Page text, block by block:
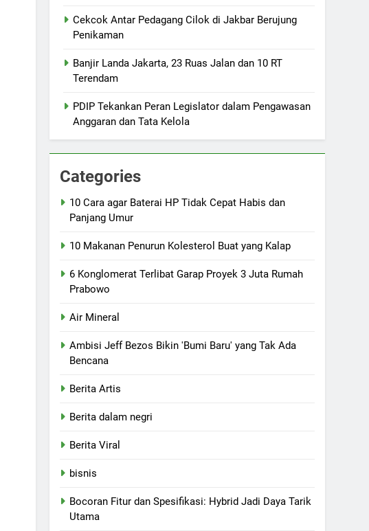
Cekcok Antar Pedagang Cilok di Jakbar Berujung
Penikaman
Banjir Landa Jakarta, 23 Ruas Jalan dan 10 RT
Terendam
PDIP Tekankan Peran Legislator dalam Pengawasan
Anggaran dan Tata Kelola
Categories
10 Cara agar Baterai HP Tidak Cepat Habis dan
Panjang Umur
10 Makanan Penurun Kolesterol Buat yang Kalap
6 Konglomerat Terlibat Garap Proyek 3 Juta Rumah
Prabowo
Air Mineral
Ambisi Jeff Bezos Bikin 'Bumi Baru' yang Tak Ada
Bencana
Berita Artis
Berita dalam negri
Berita Viral
bisnis
Bocoran Fitur dan Spesifikasi: Hybrid Jadi Daya Tarik
Utama